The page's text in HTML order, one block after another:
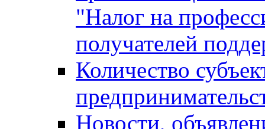
"Налог на
получателей
Количество
Новости,